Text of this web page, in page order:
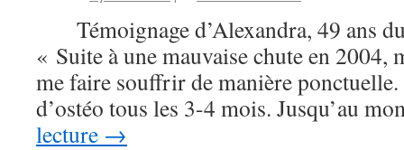
Témoignage d’Alexandra, 49 ans
« Suite à une mauvaise chute en 2004,
me faire souffrir de manière ponctuelle.
d’ostéo tous les 3-4 mois. Jusqu’au
lecture →